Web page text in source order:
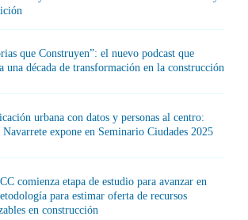
que Construyen”: el nuevo podcast que
una década de transformación en la construcción
urbana con datos y personas al centro:
expone en Seminario Ciudades 2025
comienza etapa de estudio para avanzar en
para estimar oferta de recursos
en construcción